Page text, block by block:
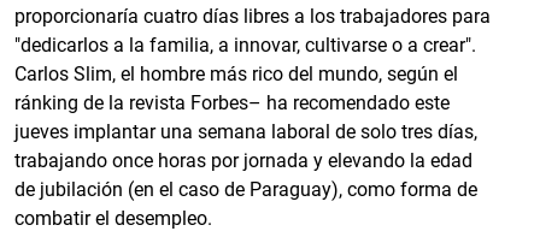
proporcionaría cuatro días libres a los trabajadores para
"dedicarlos a la familia, a innovar, cultivarse o a crear".
Carlos Slim, el hombre más rico del mundo, según el
ránking de la revista Forbes– ha recomendado este
jueves implantar una semana laboral de solo tres días,
trabajando once horas por jornada y elevando la edad
de jubilación (en el caso de Paraguay), como forma de
combatir el desempleo.